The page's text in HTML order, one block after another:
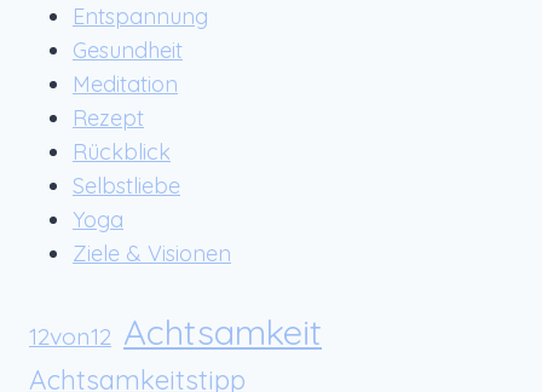
Entspannung
Gesundheit
Meditation
Rezept
Rückblick
Selbstliebe
Yoga
Ziele & Visionen
12von12 Achtsamkeit
Achtsamkeitstipp